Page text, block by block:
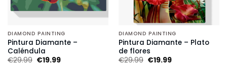
DIAMOND PAINTING
Pintura Diamante –
Caléndula
€29.99 €19.99
DIAMOND PAINTING
Pintura Diamante – Plato
de flores
€29.99 €19.99